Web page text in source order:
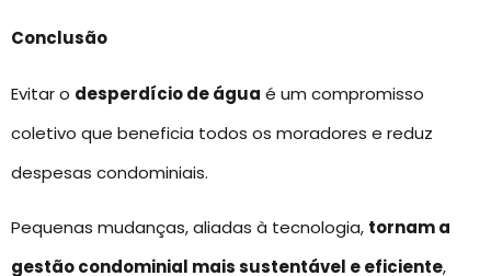
Conclusão
Evitar o desperdício de água é um compromisso
coletivo que beneficia todos os moradores e reduz
despesas condominiais.
Pequenas mudanças, aliadas à tecnologia, tornam a
gestão condominial mais sustentável e eficiente,